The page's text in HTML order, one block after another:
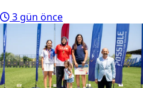
3 gün önce